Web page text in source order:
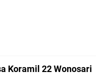
Koramil 22 Wonosari